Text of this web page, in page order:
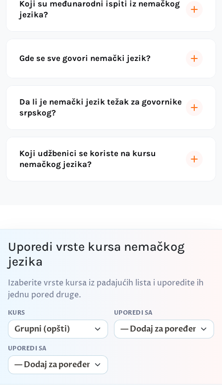
Koji su međunarodni ispiti iz nemačkog
jezika?
Gde se sve govori nemački jezik?
Da li je nemački jezik težak za govornike
srpskog?
Koji udžbenici se koriste na kursu
nemačkog jezika?
Uporedi vrste kursa nemačkog
jezika
Izaberite vrste kursa iz padajućih lista i uporedite ih
jednu pored druge.
KURS UPOREDI SA
UPOREDI SA